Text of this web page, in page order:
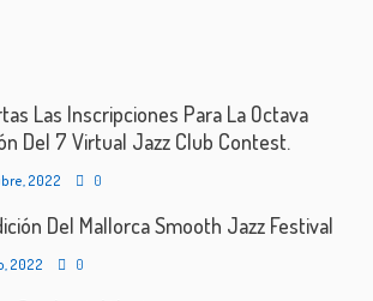
Las Inscripciones Para La Octava
Del 7 Virtual Jazz Club Contest.
2022 0
Del Mallorca Smooth Jazz Festival
2022 0